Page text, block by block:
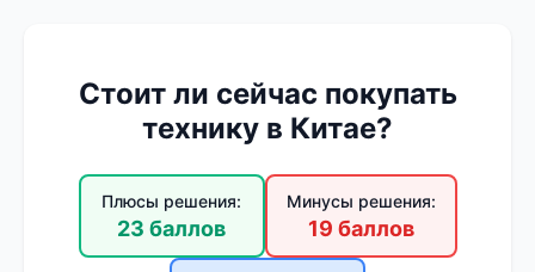
Стоит ли сейчас покупать
технику в Китае?
Плюсы решения:
23 баллов
Минусы решения:
19 баллов